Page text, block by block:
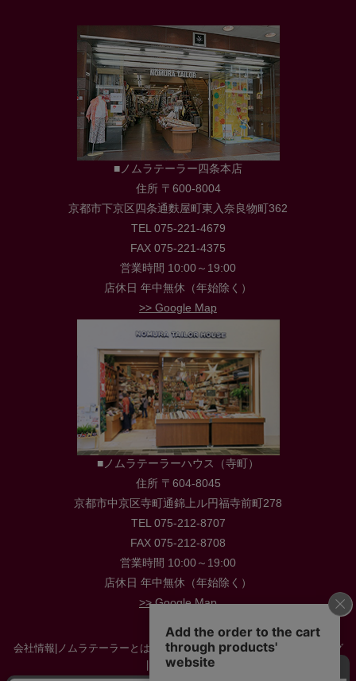
■ノムラテーラー四条本店
住所 〒600-8004
京都市下京区四条通麩屋町東入奈良物町362
TEL 075-221-4679
FAX 075-221-4375
営業時間 10:00～19:00
店休日 年中無休（年始除く）
>> Google Map
■ノムラテーラーハウス（寺町）
住所 〒604-8045
京都市中京区寺町通錦上ル円福寺前町278
TEL 075-212-8707
FAX 075-212-8708
営業時間 10:00～19:00
店休日 年中無休（年始除く）
>> Google Map
会社情報 ノムラテーラーとは 店舗情報|採用情報|お役立ち情報・ブログ
お問い合わせ